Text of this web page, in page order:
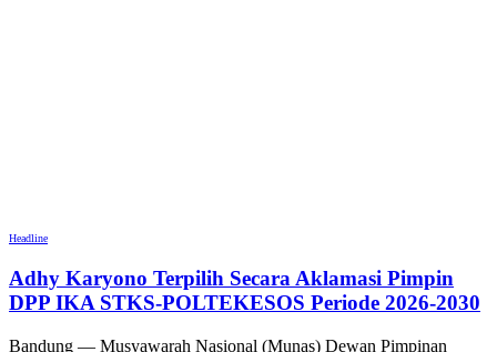
Headline
Adhy Karyono Terpilih Secara Aklamasi Pimpin
DPP IKA STKS-POLTEKESOS Periode 2026-2030
Bandung — Musyawarah Nasional (Munas) Dewan Pimpinan